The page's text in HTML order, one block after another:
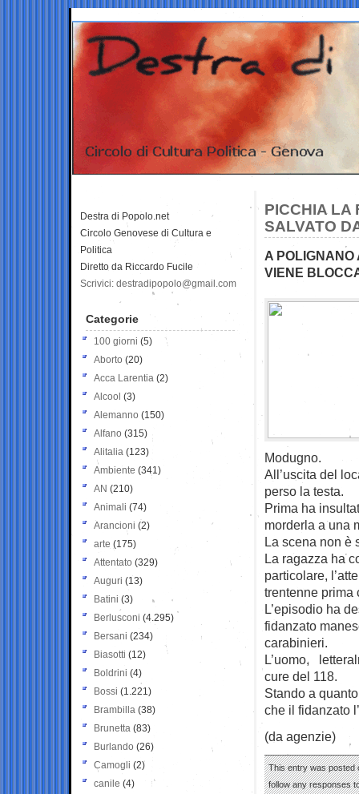
PICCHIA LA
SALVATO
A
VIENE
Modugno.
All’uscita del
perso la testa.
Prima ha
morderla a una
La scena non è
La ragazza ha
particolare,
trentenne prima
L’episodio ha
fidanzato
carabinieri.
L’uomo,
cure del 118.
Stando a
che il fidanzato
(da agenzie)
This entry was posted
follow any responses
Destra di Popolo.net
Circolo Genovese di Cultura e
Politica
Diretto da Riccardo Fucile
Scrivici: destradipopolo@gmail.com
Categorie
100 giorni (5)
Aborto (20)
Acca Larentia (2)
Alcool (3)
Alemanno (150)
Alfano (315)
Alitalia (123)
Ambiente (341)
AN (210)
Animali (74)
Arancioni (2)
arte (175)
Attentato (329)
Auguri (13)
Batini (3)
Berlusconi (4.295)
Bersani (234)
Biasotti (12)
Boldrini (4)
Bossi (1.221)
Brambilla (38)
Brunetta (83)
Burlando (26)
Camogli (2)
canile (4)